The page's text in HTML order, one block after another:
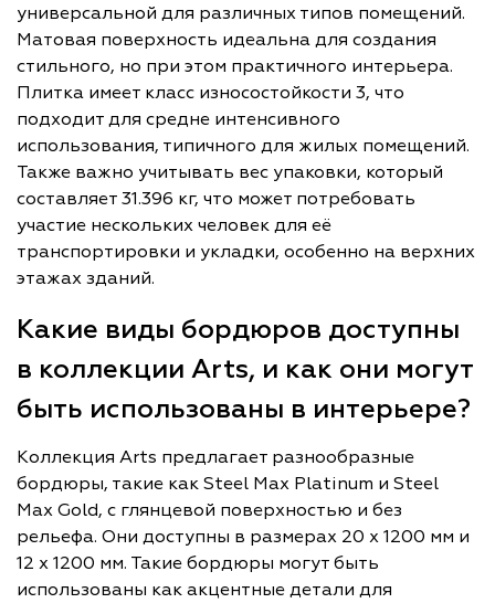
универсальной для различных типов помещений.
Матовая поверхность идеальна для создания
стильного, но при этом практичного интерьера.
Плитка имеет класс износостойкости 3, что
подходит для средне интенсивного
использования, типичного для жилых помещений.
Также важно учитывать вес упаковки, который
составляет 31.396 кг, что может потребовать
участие нескольких человек для её
транспортировки и укладки, особенно на верхних
этажах зданий.
Какие виды бордюров доступны
в коллекции Arts, и как они могут
быть использованы в интерьере?
Коллекция Arts предлагает разнообразные
бордюры, такие как Steel Max Platinum и Steel
Max Gold, с глянцевой поверхностью и без
рельефа. Они доступны в размерах 20 x 1200 мм и
12 x 1200 мм. Такие бордюры могут быть
использованы как акцентные детали для